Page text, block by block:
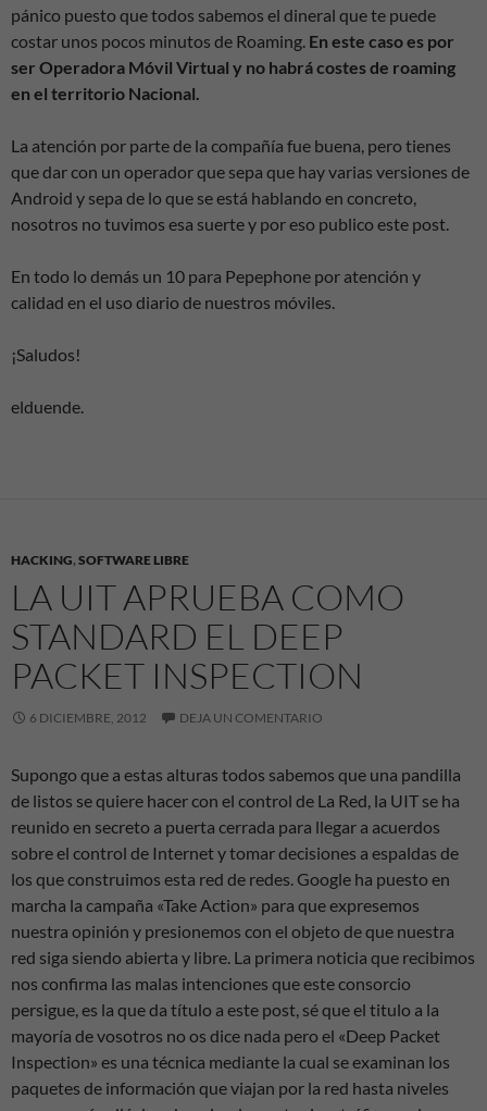
pánico puesto que todos sabemos el dineral que te puede
costar unos pocos minutos de Roaming. En este caso es por
ser Operadora Móvil Virtual y no habrá costes de roaming
en el territorio Nacional.
La atención por parte de la compañía fue buena, pero tienes
que dar con un operador que sepa que hay varias versiones de
Android y sepa de lo que se está hablando en concreto,
nosotros no tuvimos esa suerte y por eso publico este post.
En todo lo demás un 10 para Pepephone por atención y
calidad en el uso diario de nuestros móviles.
¡Saludos!
elduende.
HACKING, SOFTWARE LIBRE
LA UIT APRUEBA COMO
STANDARD EL DEEP
PACKET INSPECTION
6 DICIEMBRE, 2012 DEJA UN COMENTARIO
Supongo que a estas alturas todos sabemos que una pandilla
de listos se quiere hacer con el control de La Red, la UIT se ha
reunido en secreto a puerta cerrada para llegar a acuerdos
sobre el control de Internet y tomar decisiones a espaldas de
los que construimos esta red de redes. Google ha puesto en
marcha la campaña «Take Action» para que expresemos
nuestra opinión y presionemos con el objeto de que nuestra
red siga siendo abierta y libre. La primera noticia que recibimos
nos confirma las malas intenciones que este consorcio
persigue, es la que da título a este post, sé que el titulo a la
mayoría de vosotros no os dice nada pero el «Deep Packet
Inspection» es una técnica mediante la cual se examinan los
paquetes de información que viajan por la red hasta niveles